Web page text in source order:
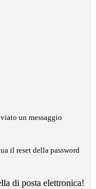
un messaggio
il reset della password
di posta elettronica!